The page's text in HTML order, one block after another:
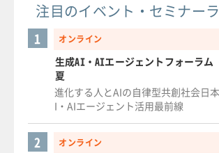
注目のイベント・セミナー
オンライン
1
生成AI・AIエージェントフォーラ
夏
進化する人とAIの自律型共創社会日
I・AIエージェント活用最前線
オンライン
2